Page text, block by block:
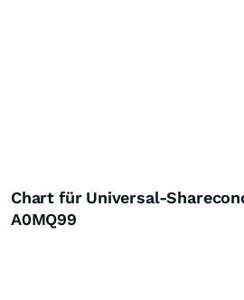
Chart für Universal-
A0MQ99